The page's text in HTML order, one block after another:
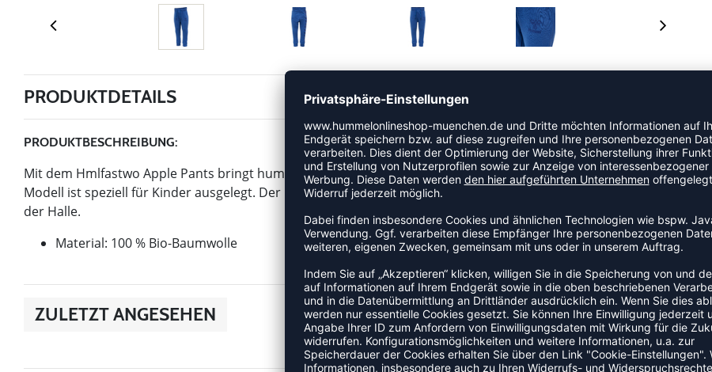
PRODUKTDETAILS
PRODUKTBESCHREIBUNG:
Mit dem Hmlfastwo Apple Pants bringt hummel einen Artikel der Kategorie Lifestylehose an den Start. Dieses
Modell ist speziell für Kinder ausgelegt. Der bewegliche Schnitt begleitet jede Bewegung auf dem Feld oder in
der Halle.
Material: 100 % Bio-Baumwolle
ZULETZT ANGESEHEN